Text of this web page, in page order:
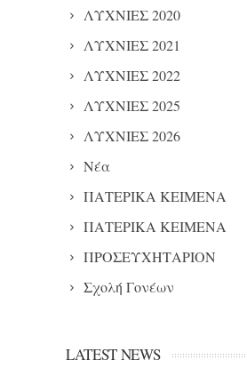
ΛΥΧΝΙΕΣ 2020
ΛΥΧΝΙΕΣ 2021
ΛΥΧΝΙΕΣ 2022
ΛΥΧΝΙΕΣ 2025
ΛΥΧΝΙΕΣ 2026
Νέα
ΠΑΤΕΡΙΚΑ ΚΕΙΜΕΝΑ
ΠΑΤΕΡΙΚΑ ΚΕΙΜΕΝΑ
ΠΡΟΣΕΥΧΗΤΑΡΙΟΝ
Σχολή Γονέων
LATEST NEWS